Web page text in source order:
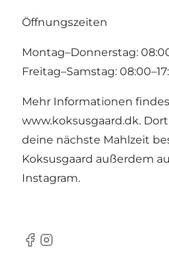
Öffnungszeiten
Montag–Donnerstag:
Freitag–Samstag:
Mehr Informationen
www.koksusgaard.dk.
deine nächste Mahlzeit
Koksusgaard außerdem
Instagram.
Facebook
Instagram